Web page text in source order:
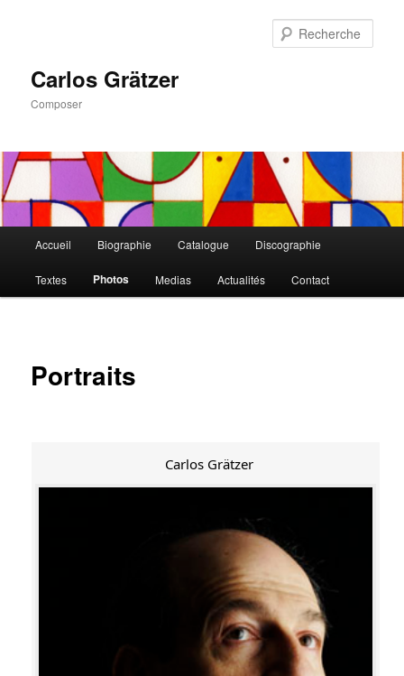
Carlos Grätzer
Composer
Accueil Biographie Catalogue Discographie
Textes Photos Medias Actualités Contact
Portraits
Carlos Grätzer